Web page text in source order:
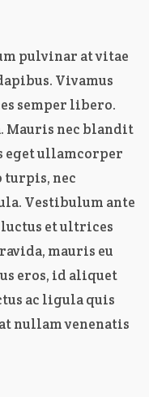
pulvinar at vitae
Vivamus
semper libero.
Mauris nec blandit
eget ullamcorper
turpis, nec
Vestibulum ante
et ultrices
mauris eu
eros, id aliquet
ac ligula quis
nullam venenatis